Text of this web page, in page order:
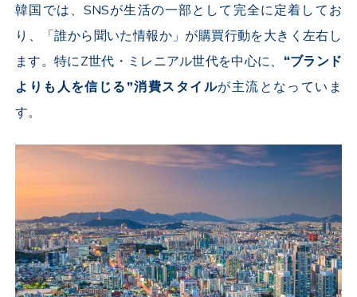
韓国では、SNSが生活の一部として完全に定着してお
り、「誰から聞いた情報か」が購買行動を大きく左右し
ます。特にZ世代・ミレニアル世代を中心に、 “ブランド
よりも人を信じる”消費スタイルが主流となっていま
す。